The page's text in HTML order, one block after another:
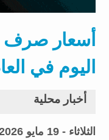
أسعار صرف
اليوم في
أخبار محلية
الثلاثاء - 19 مايو 2026 - الساعة 12:40 م